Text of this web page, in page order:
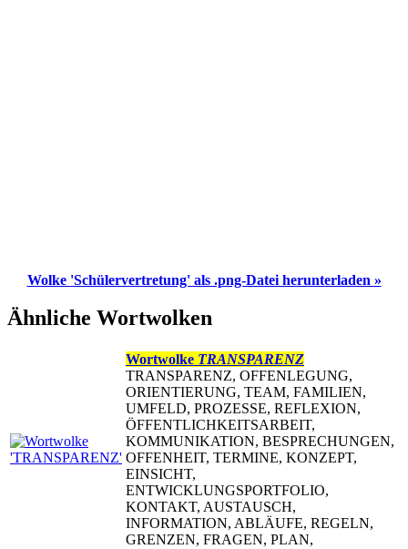
Wolke 'Schülervertretung' als .png-Datei herunterladen »
Ähnliche Wortwolken
Wortwolke TRANSPARENZ
TRANSPARENZ, OFFENLEGUNG,
ORIENTIERUNG, TEAM, FAMILIEN,
UMFELD, PROZESSE, REFLEXION,
ÖFFENTLICHKEITSARBEIT,
KOMMUNIKATION, BESPRECHUNGEN,
OFFENHEIT, TERMINE, KONZEPT,
EINSICHT,
ENTWICKLUNGSPORTFOLIO,
KONTAKT, AUSTAUSCH,
INFORMATION, ABLÄUFE, REGELN,
GRENZEN, FRAGEN, PLAN,